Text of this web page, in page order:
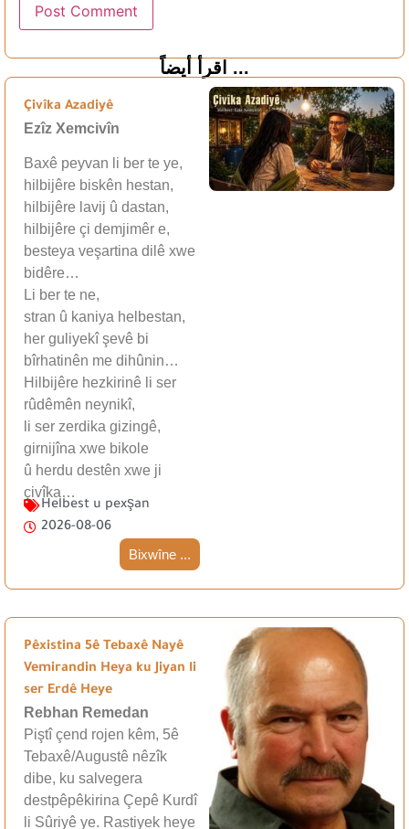
اقرأ أيضاً ...
Çivîka Azadiyê
Ezîz Xemcivîn
Baxê peyvan li ber te ye,
hilbijêre biskên hestan,
hilbijêre lavij û dastan,
hilbijêre çi demjimêr e,
besteya veşartina dilê xwe
bidêre…
Li ber te ne,
stran û kaniya helbestan,
her guliyekî şevê bi
bîrhatinên me dihûnin…
Hilbijêre hezkirinê li ser
rûdêmên neynikî,
li ser zerdika gizingê,
girnijîna xwe bikole
û herdu destên xwe ji
çivîka…
Helbest u pexşan
2026-08-06
Bixwîne ...
Pêxistina 5ê Tebaxê Nayê
Vemirandin Heya ku Jiyan li
ser Erdê Heye
Rebhan Remedan
Piştî çend rojen kêm, 5ê
Tebaxê/Augustê nêzîk
dibe, ku salvegera
destpêpêkirina Çepê Kurdî
li Sûriyê ye. Rastiyek heye